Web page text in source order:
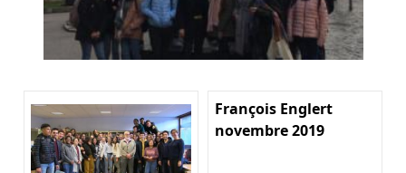
François Englert
novembre 2019